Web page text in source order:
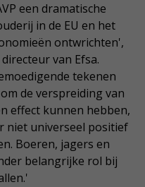
een dramatische
in de EU en het
ontwrichten',
van Efsa.
tekenen
de verspreiding van
effect kunnen hebben,
niet universeel positief
Boeren, jagers en
belangrijke rol bij